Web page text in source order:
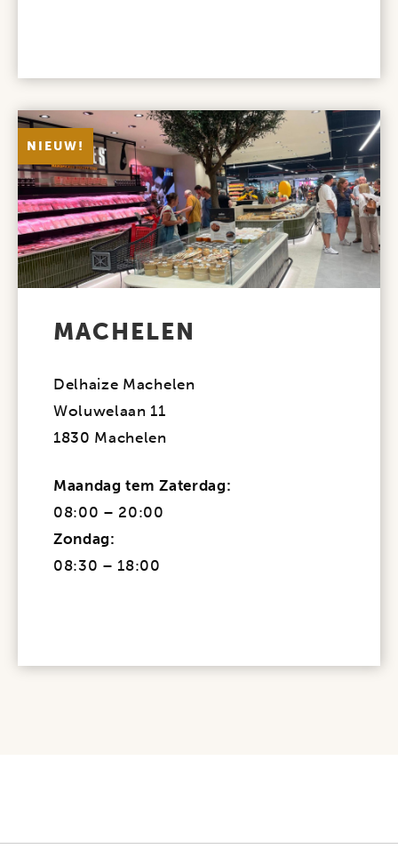
NIEUW!
MACHELEN
Delhaize Machelen
Woluwelaan 11
1830 Machelen
Maandag tem Zaterdag:
08:00 – 20:00
Zondag:
08:30 – 18:00